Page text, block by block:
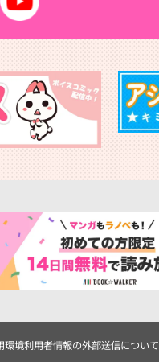
環境利用者情報の外部送信について